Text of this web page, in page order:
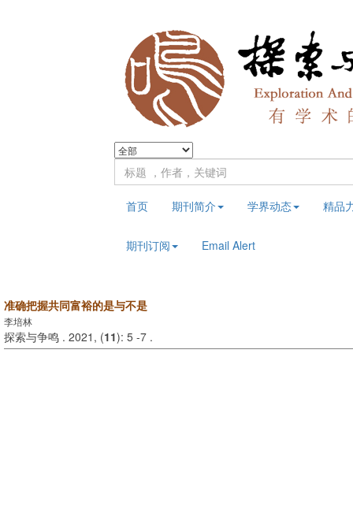
首页 期刊简介 学界动态 精品
期刊订阅 Email Alert
准确把握共同富裕的是与不是
李培林
探索与争鸣 . 2021, (11): 5 -7 .